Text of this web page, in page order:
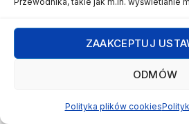
ZAAKCEPTUJ
ODMÓW
Polityka plików cookies
Zapisz się do newslettera,
wpisów w Przewodniku!
Obiecujemy - nie będziemy